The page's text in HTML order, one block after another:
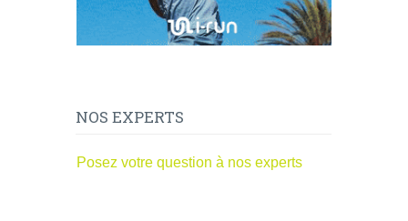
NOS EXPERTS
Posez votre question à nos experts